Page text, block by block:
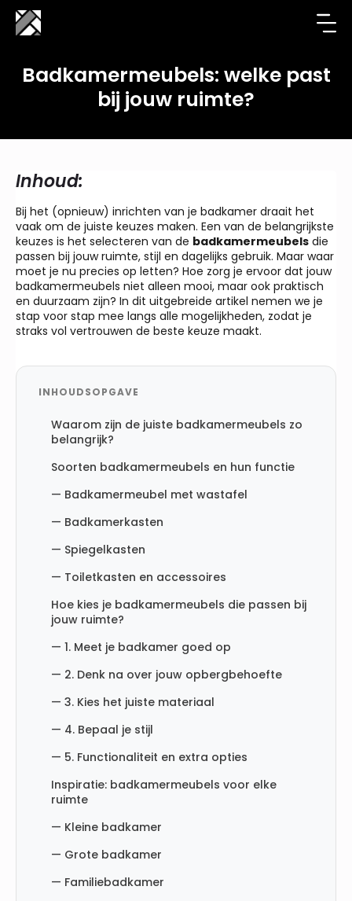
Badkamermeubels: welke past
bij jouw ruimte?
Inhoud:
Bij het (opnieuw) inrichten van je badkamer draait het
vaak om de juiste keuzes maken. Een van de belangrijkste
keuzes is het selecteren van de badkamermeubels die
passen bij jouw ruimte, stijl en dagelijks gebruik. Maar waar
moet je nu precies op letten? Hoe zorg je ervoor dat jouw
badkamermeubels niet alleen mooi, maar ook praktisch
en duurzaam zijn? In dit uitgebreide artikel nemen we je
stap voor stap mee langs alle mogelijkheden, zodat je
straks vol vertrouwen de beste keuze maakt.
INHOUDSOPGAVE
Waarom zijn de juiste badkamermeubels zo
belangrijk?
Soorten badkamermeubels en hun functie
— Badkamermeubel met wastafel
— Badkamerkasten
— Spiegelkasten
— Toiletkasten en accessoires
Hoe kies je badkamermeubels die passen bij
jouw ruimte?
— 1. Meet je badkamer goed op
— 2. Denk na over jouw opbergbehoefte
— 3. Kies het juiste materiaal
— 4. Bepaal je stijl
— 5. Functionaliteit en extra opties
Inspiratie: badkamermeubels voor elke
ruimte
— Kleine badkamer
— Grote badkamer
— Familiebadkamer